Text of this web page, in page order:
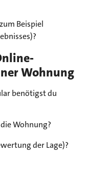
Beispiel
Wohnung
benötigst du
Wohnung?
der Lage)?